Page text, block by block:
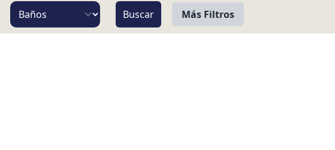
Más Filtros